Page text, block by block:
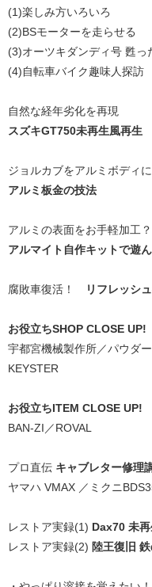
(1)楽しみ方いろいろ
(2)BSモーターを走らせる
(3)オーツキダンディ号 甦っ
(4)自転車バイク趣味人探訪
自然な経年劣化を再現
スズキGT750未再生風再生
ジョルカブをアルミボディ
アルミ板金の技法
アルミの表面をお手軽加工？
アルマイト自作キットで遊
腐敗車復活！ リフレッシ
お役立ちSHOP CLOSE UP!
宇都宮機械製作所／パウダ
KEYSTER
お役立ちITEM CLOSE UP!
BAN-ZI／ROVAL
プロ直伝 キャブレター修理
ヤマハ VMAX ／ミクニ
レストア実録(1) Dax70 未
レストア実録(2) 陸王復旧